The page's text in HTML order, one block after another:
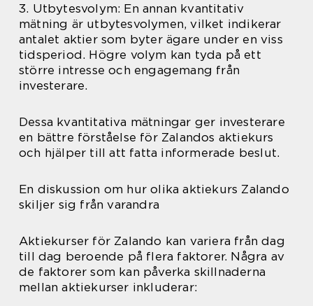
3. Utbytesvolym: En annan kvantitativ
mätning är utbytesvolymen, vilket indikerar
antalet aktier som byter ägare under en viss
tidsperiod. Högre volym kan tyda på ett
större intresse och engagemang från
investerare.
Dessa kvantitativa mätningar ger investerare
en bättre förståelse för Zalandos aktiekurs
och hjälper till att fatta informerade beslut.
En diskussion om hur olika aktiekurs Zalando
skiljer sig från varandra
Aktiekurser för Zalando kan variera från dag
till dag beroende på flera faktorer. Några av
de faktorer som kan påverka skillnaderna
mellan aktiekurser inkluderar: